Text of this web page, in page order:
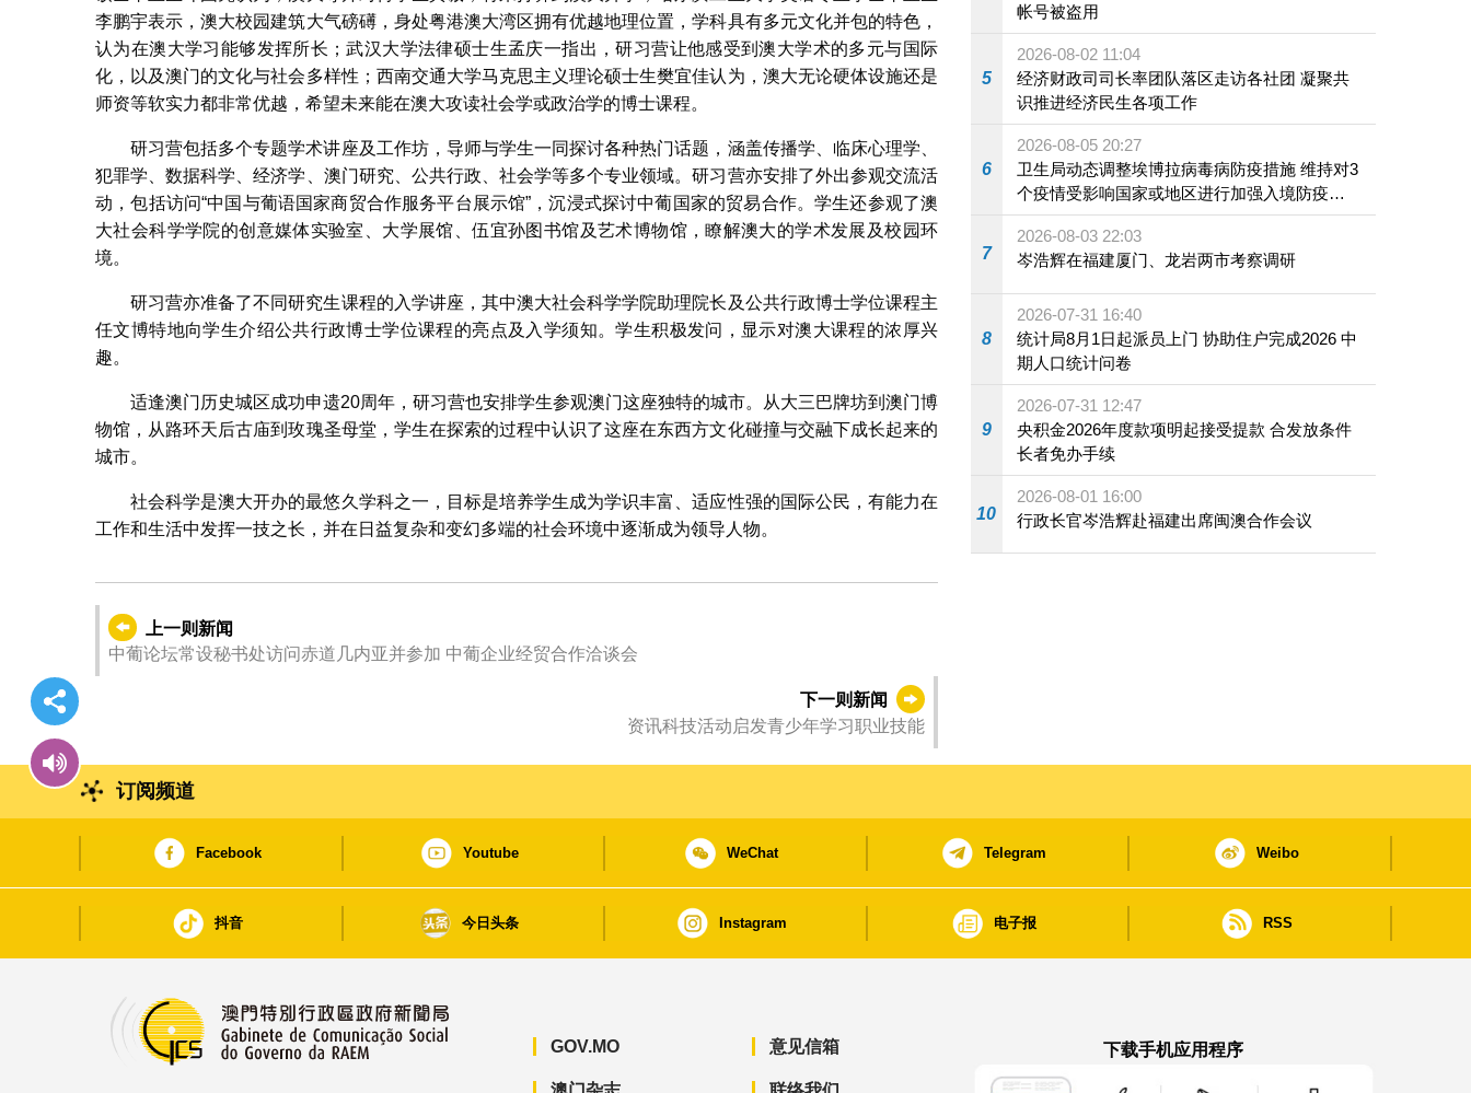
李鹏宇表示，澳大校园建筑大气磅礡，身处粤港澳大湾区拥有优越地理位置，学科具有多元文化并包的特色，
认为在澳大学习能够发挥所长；武汉大学法律硕士生孟庆一指出，研习营让他感受到澳大学术的多元与国际
化，以及澳门的文化与社会多样性；西南交通大学马克思主义理论硕士生樊宜佳认为，澳大无论硬体设施还是
师资等软实力都非常优越，希望未来能在澳大攻读社会学或政治学的博士课程。
研习营包括多个专题学术讲座及工作坊，导师与学生一同探讨各种热门话题，涵盖传播学、临床心理学、
犯罪学、数据科学、经济学、澳门研究、公共行政、社会学等多个专业领域。研习营亦安排了外出参观交流活
动，包括访问“中国与葡语国家商贸合作服务平台展示馆”，沉浸式探讨中葡国家的贸易合作。学生还参观了澳
大社会科学学院的创意媒体实验室、大学展馆、伍宜孙图书馆及艺术博物馆，瞭解澳大的学术发展及校园环
境。
研习营亦准备了不同研究生课程的入学讲座，其中澳大社会科学学院助理院长及公共行政博士学位课程主
任文博特地向学生介绍公共行政博士学位课程的亮点及入学须知。学生积极发问，显示对澳大课程的浓厚兴
趣。
适逢澳门历史城区成功申遗20周年，研习营也安排学生参观澳门这座独特的城市。从大三巴牌坊到澳门博
物馆，从路环天后古庙到玫瑰圣母堂，学生在探索的过程中认识了这座在东西方文化碰撞与交融下成长起来的
城市。
社会科学是澳大开办的最悠久学科之一，目标是培养学生成为学识丰富、适应性强的国际公民，有能力在
工作和生活中发挥一技之长，并在日益复杂和变幻多端的社会环境中逐渐成为领导人物。
上一则新闻
中葡论坛常设秘书处访问赤道几内亚并参加 中葡企业经贸合作洽谈会
下一则新闻
资讯科技活动启发青少年学习职业技能
帐号被盗用
5
2026-08-02 11:04
经济财政司司长率团队落区走访各社团 凝聚共
识推进经济民生各项工作
6
2026-08-05 20:27
卫生局动态调整埃博拉病毒病防疫措施 维持对3
个疫情受影响国家或地区进行加强入境防疫措
施
7
2026-08-03 22:03
岑浩辉在福建厦门、龙岩两市考察调研
8
2026-07-31 16:40
统计局8月1日起派员上门 协助住户完成2026 中
期人口统计问卷
9
2026-07-31 12:47
央积金2026年度款项明起接受提款 合发放条件
长者免办手续
10
2026-08-01 16:00
行政长官岑浩辉赴福建出席闽澳合作会议
订阅频道
Facebook Youtube WeChat Telegram Weibo
抖音 今日头条 Instagram 电子报 RSS
GOV.MO 意见信箱
下载手机应用程序